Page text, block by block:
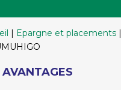
| Epargne et placements|
AVANTAGES